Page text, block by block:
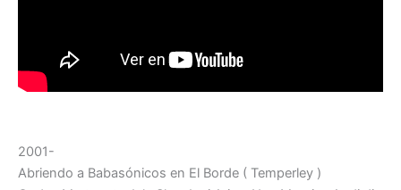
2001-
Abriendo a Babasónicos en El Borde ( Temperley )